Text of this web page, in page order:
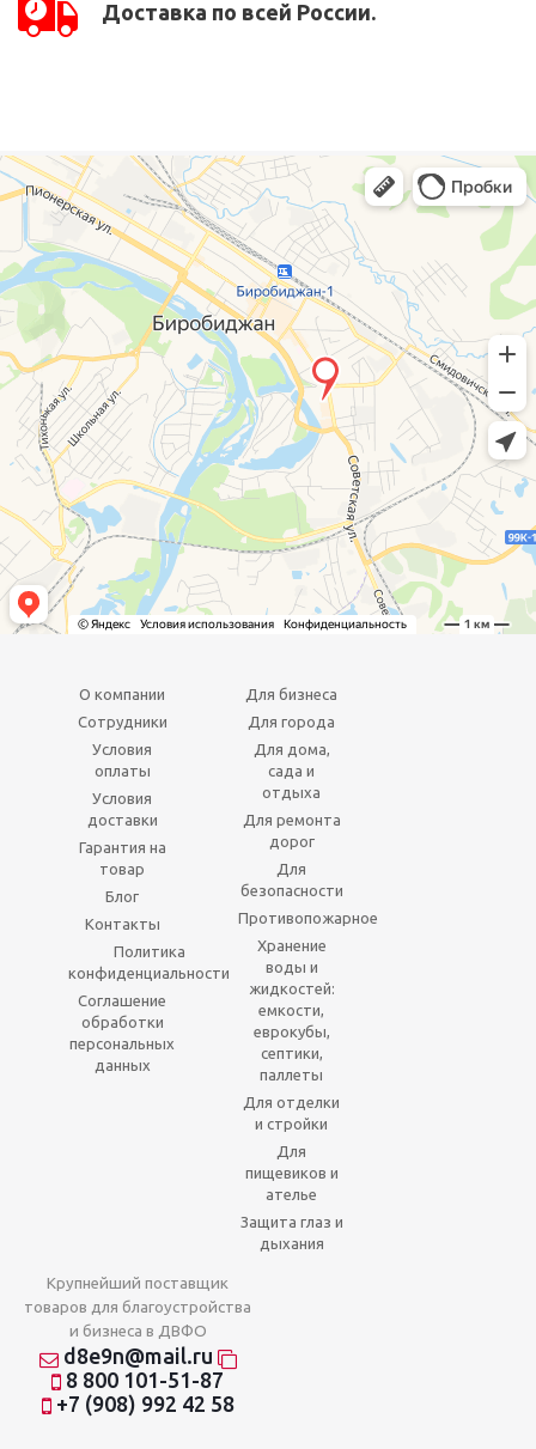
Доставка по всей России.
О компании
Сотрудники
Условия
оплаты
Условия
доставки
Гарантия на
товар
Блог
Контакты
Политика
конфиденциальности
Соглашение
обработки
персональных
данных
Для бизнеса
Для города
Для дома,
сада и
отдыха
Для ремонта
дорог
Для
безопасности
Противопожарное
Хранение
воды и
жидкостей:
емкости,
еврокубы,
септики,
паллеты
Для отделки
и стройки
Для
пищевиков и
ателье
Защита глаз и
дыхания
Крупнейший поставщик
товаров для благоустройства
и бизнеса в ДВФО
d8e9n@mail.ru
8 800 101-51-87
+7 (908) 992 42 58